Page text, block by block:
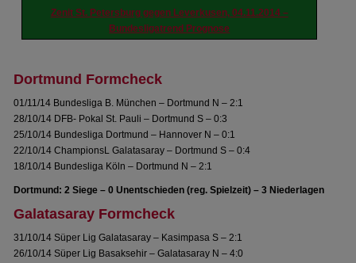
Zenit St. Petersburg gegen Leverkusen, 04.11.2014 –
Bundesligatrend Prognose
Dortmund Formcheck
01/11/14 Bundesliga B. München – Dortmund N – 2:1
28/10/14 DFB- Pokal St. Pauli – Dortmund S – 0:3
25/10/14 Bundesliga Dortmund – Hannover N – 0:1
22/10/14 ChampionsL Galatasaray – Dortmund S – 0:4
18/10/14 Bundesliga Köln – Dortmund N – 2:1
Dortmund: 2 Siege – 0 Unentschieden (reg. Spielzeit) – 3 Niederlagen
Galatasaray Formcheck
31/10/14 Süper Lig Galatasaray – Kasimpasa S – 2:1
26/10/14 Süper Lig Basaksehir – Galatasaray N – 4:0